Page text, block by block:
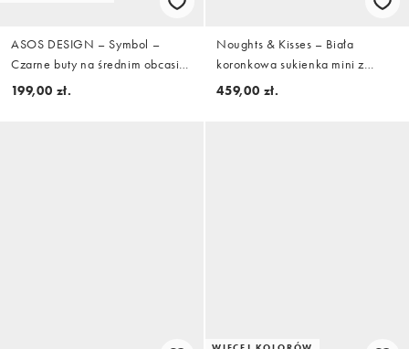
ASOS DESIGN – Symbol –
Czarne buty na średnim obcasie
klockowym z kokardką i paskiem
199,00 zł.
Noughts & Kisses – Biała
koronkowa sukienka mini z
golfem i poduszkami na
459,00 zł.